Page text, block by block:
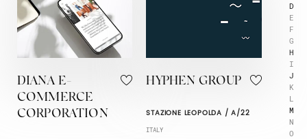
D
E
F
G
H
I
J
K
L
M
N
O
DIANA E-
COMMERCE
CORPORATION
HYPHEN GROUP
STAZIONE LEOPOLDA / A/22
ITALY